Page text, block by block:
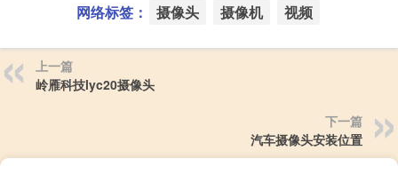
网络标签： 摄像头 摄像机 视频
上一篇
岭雁科技lyc20摄像头
下一篇
汽车摄像头安装位置